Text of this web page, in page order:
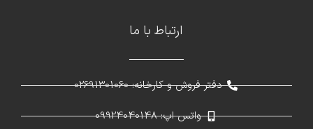
ارتباط با ما
دفتر فروش و کارخانه: 02691301060
واتس اپ: 09924040148